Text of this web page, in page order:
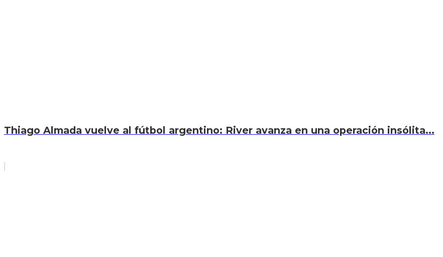
Thiago Almada vuelve al fútbol argentino: River avanza en una operación insólita...